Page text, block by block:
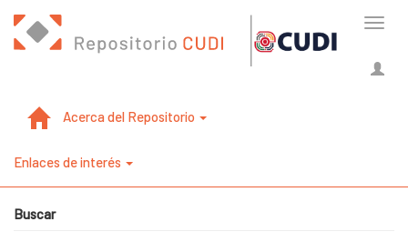
Acerca del Repositorio
Enlaces de interés
Buscar